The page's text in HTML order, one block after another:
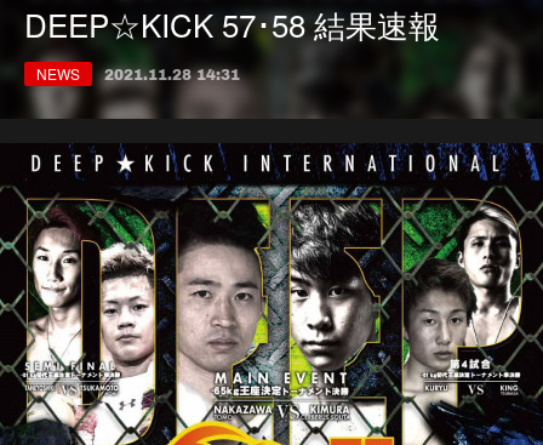
DEEP☆KICK 57･58 結果速報
NEWS 2021.11.28 14:31